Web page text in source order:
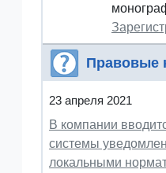
Правовые
23 апреля 2021
В компании
системы
локальными